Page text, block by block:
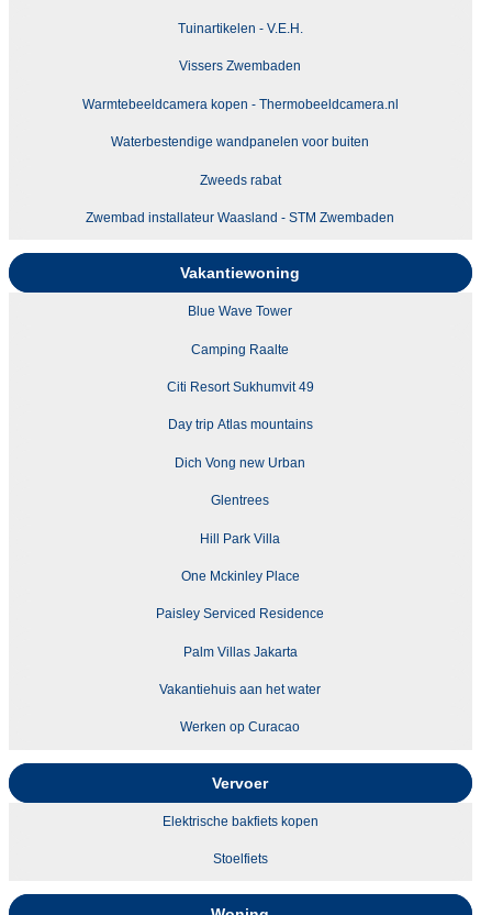
Tuinartikelen - V.E.H.
Vissers Zwembaden
Warmtebeeldcamera kopen - Thermobeeldcamera.nl
Waterbestendige wandpanelen voor buiten
Zweeds rabat
Zwembad installateur Waasland - STM Zwembaden
Vakantiewoning
Blue Wave Tower
Camping Raalte
Citi Resort Sukhumvit 49
Day trip Atlas mountains
Dich Vong new Urban
Glentrees
Hill Park Villa
One Mckinley Place
Paisley Serviced Residence
Palm Villas Jakarta
Vakantiehuis aan het water
Werken op Curacao
Vervoer
Elektrische bakfiets kopen
Stoelfiets